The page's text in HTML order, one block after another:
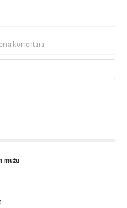
komentara
mužu